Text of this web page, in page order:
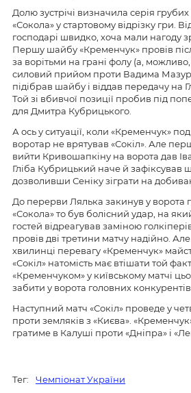
Долю зустрічі визначила серія
«Сокола» у стартовому відрізку гри.
господарі швидко, хоча мали нагоду
Першу шайбу «Кременчук» провів
за ворітьми на грані фолу (а,
силовий прийом проти Вадима
підібрав шайбу і віддав передачу на
Той зі вбивчої позиції пробив під
для Дмитра Кубрицького.
А ось у ситуації, коли «Кременчук»
воротар не врятував «Сокіл». Але
вийти Кривошапкіну на ворота дав
Гліба Кубрицький наче й зафіксував
дозволивши Сеніку зіграти на
До перерви Лялька закинув у ворота
«Сокола» то був болісний удар, на
гостей відреагував заміною
провів дві третини матчу надійно.
хвилинці перевагу «Кременчук»
«Сокіл» натомість має втішати той
«Кременчуком» у київському матчі
забити у ворота головних конкурентів.
Наступний матч «Сокіл» проведе у
проти земляків з «Києва».
гратиме в Калуші проти «Дніпра» і
Тег: Чемпіонат України